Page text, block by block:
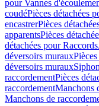
pour Vannes
coudéPièces détachées
encastrerPièces
apparentsPièces
détachées pour Raccords
déversoirs muraux
déversoirs muraux
raccordementPièces
raccordementManchons
Manchons de